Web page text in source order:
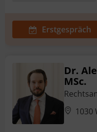
Erstgespräch
Dr.
MSc.
1030